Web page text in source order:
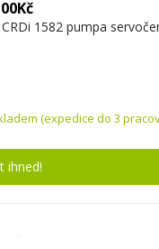
1582 pumpa
(expedice do 3
ihned!